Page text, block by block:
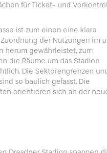
für Ticket- und
ist zum einen eine klare
der Nutzungen im
herum gewährleistet, zum
die Räume um das Stadion
Die Sektorengrenzen
so baulich gefasst. Die
orientieren sich an der